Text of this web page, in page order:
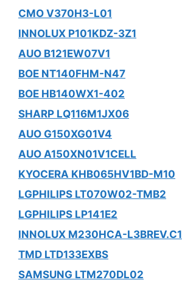
CMO V370H3-L01
INNOLUX P101KDZ-3Z1
AUO B121EW07V1
BOE NT140FHM-N47
BOE HB140WX1-402
SHARP LQ116M1JX06
AUO G150XG01V4
AUO A150XN01V1CELL
KYOCERA KHB065HV1BD-M10
LGPHILIPS LT070W02-TMB2
LGPHILIPS LP141E2
INNOLUX M230HCA-L3BREV.C1
TMD LTD133EXBS
SAMSUNG LTM270DL02